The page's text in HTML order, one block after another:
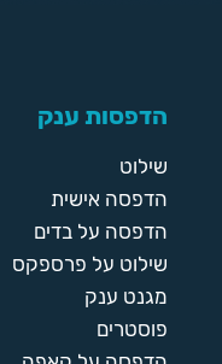
הדפסות ענק
שילוט
הדפסה אישית
הדפסה על בדים
שילוט על פרספקס
מגנט ענק
פוסטרים